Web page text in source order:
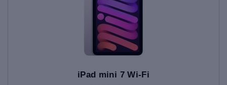
iPad mini 7 Wi-Fi